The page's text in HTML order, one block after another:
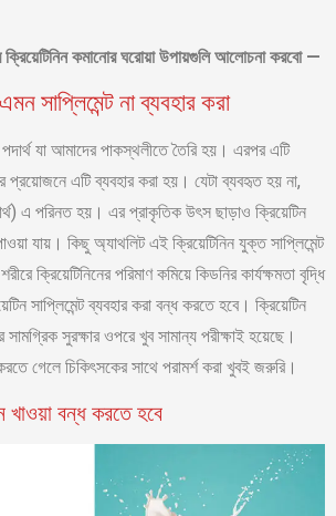
ক্রিয়েটিনিন কমানোর ঘরোয়া উপায়গুলি আলোচনা করবো —
সাপ্লিমেন্ট না ব্যবহার করা
যা আমাদের পাকস্থলীতে তৈরি হয়। এরপর এটি
প্রয়োজনে এটি ব্যবহার করা হয়। যেটা ব্যবহৃত হয় না,
এ পরিনত হয়। এর প্রাকৃতিক উৎস ছাড়াও ক্রিয়েটিন
যায়। কিছু অ্যাথলিট এই ক্রিয়েটিনিন যুক্ত সাপ্লিমেন্ট
ক্রিয়েটিনিনের পরিমাণ কমিয়ে কিডনির কার্যক্ষমতা বৃদ্ধি
সাপ্লিমেন্ট ব্যবহার করা বন্ধ করতে হবে। ক্রিয়েটিন
সামগ্রিক সুরক্ষার ওপরে খুব সামান্য পরীক্ষাই হয়েছে।
গেলে চিকিৎসকের সাথে পরামর্শ করা খুবই জরুরি।
বন্ধ করতে হবে